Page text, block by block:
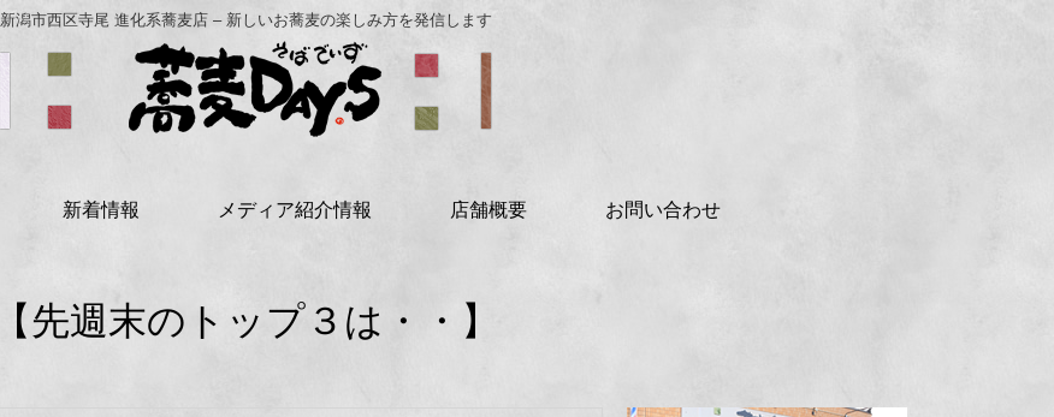
新潟市西区寺尾 進化系蕎麦店 – 新しいお蕎麦の楽しみ方を発信します
新着情報 メディア紹介情報 店舗概要 お問い合わせ
【先週末のトップ３は・・】